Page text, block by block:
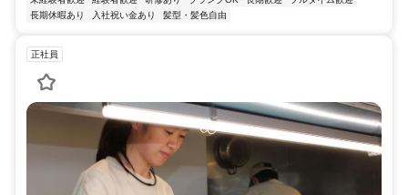
長期休暇あり
入社祝い金あり 髪型・髪色自由
正社員